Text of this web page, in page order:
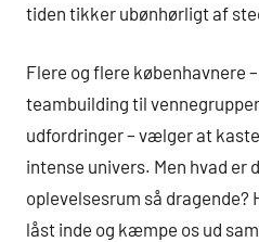
tiden tikker ubønhørligt af
Flere og flere københavnere
teambuilding til
udfordringer – vælger at kaste
intense univers. Men hvad er
oplevelsesrum så dragende?
låst inde og kæmpe os ud